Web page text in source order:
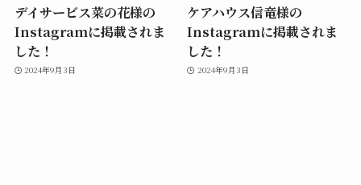
デイサービス菜の花様の
Instagramに掲載されま
した！
2024年9月3日
ケアハウス信竜様の
Instagramに掲載されま
した！
2024年9月3日